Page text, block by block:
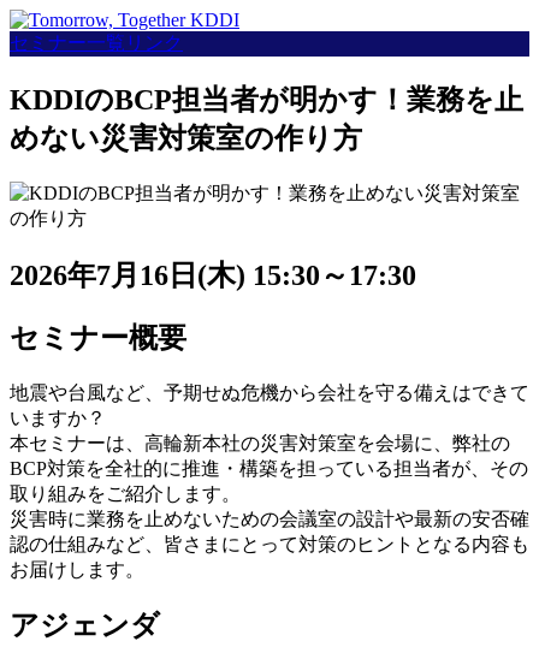
セミナー一覧リンク
KDDIのBCP担当者が明かす！業務を止
めない災害対策室の作り方
2026年7月16日(木) 15:30～17:30
セミナー概要
地震や台風など、予期せぬ危機から会社を守る備えはできて
いますか？
本セミナーは、高輪新本社の災害対策室を会場に、弊社の
BCP対策を全社的に推進・構築を担っている担当者が、その
取り組みをご紹介します。
災害時に業務を止めないための会議室の設計や最新の安否確
認の仕組みなど、皆さまにとって対策のヒントとなる内容も
お届けします。
アジェンダ